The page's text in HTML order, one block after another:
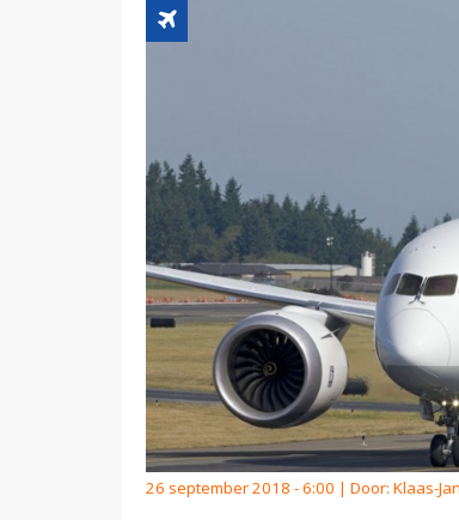
26 september 2018 - 6:00 | Door: Klaas-